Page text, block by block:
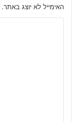
האימייל לא יוצג באתר.